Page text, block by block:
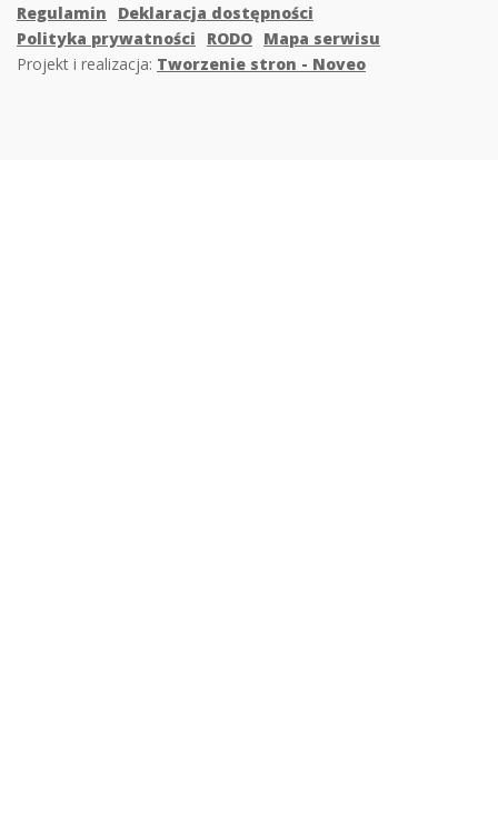
Regulamin
Deklaracja dostępności
Polityka prywatności
RODO Mapa serwisu
Projekt i realizacja: Tworzenie stron - Noveo